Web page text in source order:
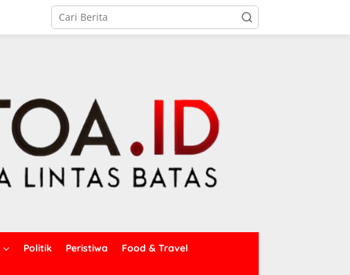
Politik Peristiwa Food & Travel